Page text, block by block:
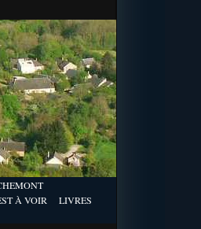
À VOIR
LIVRES